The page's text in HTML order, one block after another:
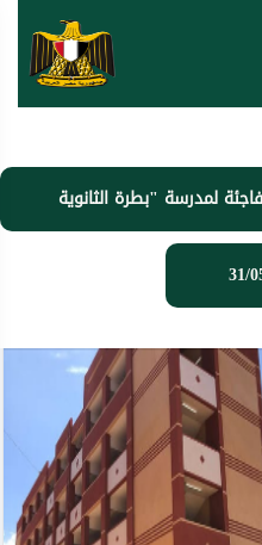
لمدرسة "بطرة الثانوية
بطلخا
31/